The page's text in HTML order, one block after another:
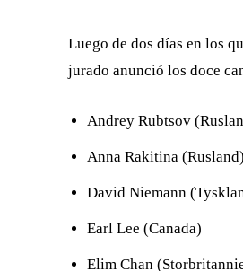
Luego de dos días en los
jurado anunció los doce
Andrey Rubtsov
Anna Rakitina (Rusland)
David Niemann
Earl Lee (Canada)
Elim Chan